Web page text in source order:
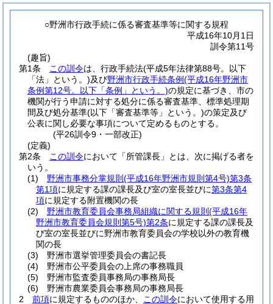
○野洲市行政手続に係る審査基準等に関する規程
平成16年10月1日
訓令第11号
(趣旨)
第1条
この訓令は、行政手続法(平成5年法律第88号。以下
「法」という。)及び野洲市行政手続条例(平成16年野洲市
条例第12号。以下「条例」という。)の規定に基づき、市の
機関が行う申請に対する処分に係る審査基準、標準処理期
間及び処分基準(以下「審査基準等」という。)の策定及び
公表に関し必要な事項について定めるものとする。
(平26訓令9・一部改正)
(定義)
第2条
この訓令において「所管課長」とは、次に掲げる者を
いう。
(1)
野洲市事務分掌規則 (平成16年野洲市規則第4号)第3条
第1項に規定する課の課長及び室の室長並びに第3条第4
項に規定する附置機関の長
(2)
野洲市教育委員会事務局組織に関する規則 (平成16年
野洲市教育委員会規則第5号)第2条に規定する課の課長及
び室の室長並びに野洲市教育委員会の学校以外の教育機
関の長
(3)
野洲市選挙管理委員会の書記長
(4)
野洲市公平委員会の上席の事務職員
(5)
野洲市監査委員事務局の事務局長
(6)
野洲市農業委員会事務局の事務局長
2
前項に規定するもののほか、 この訓令において使用する用